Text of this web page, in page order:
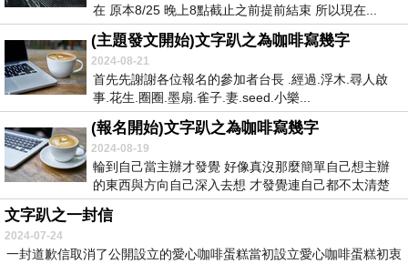
在 原本8/25 晚上8點截止之前提前結束 所以現在...
(主題發文開始)文字趴之為咖啡寫幾字
2024-08-21
首先先謝謝各位報名的參加者台長 .經過.浮木.尋人啟
事.花生.圈圈.墨扇.雀子.妻.seed.小樂...
(報名開始)文字趴之為咖啡寫幾字
2024-08-19
輪到自己當主辦才發覺 好像真沒那麼簡單自己想主辦
的東西與方向自己深入去想 才發覺連自己都不太清楚
去了...
文字趴之一封信
2024-07-24
一封道歉信取消了公開設立的愛心咖啡蛋糕當初設立愛心咖啡蛋糕初衷